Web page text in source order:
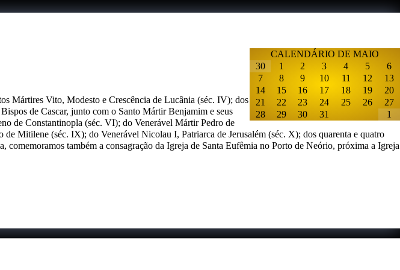
CALENDÁRIO DE MAIO
30
1 2 3 4 5
6
7
8 9 10 11 12
13
14
15 16 17 18 19
20
21
22 23 24 25 26
27
28
29 30 31 1
Mártires Vito, Modesto e Crescência de Lucânia (séc. IV); dos
de Cascar, junto com o Santo Mártir Benjamim e seus
de Constantinopla (séc. VI); do Venerável Mártir Pedro de
Mitilene (séc. IX); do Venerável Nicolau I, Patriarca de Jerusalém (séc. X); dos quarenta e quatro
também a consagração da Igreja de Santa Eufêmia no Porto de Neório, próxima a Igreja